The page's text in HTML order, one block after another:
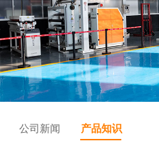
公司新闻 产品知识